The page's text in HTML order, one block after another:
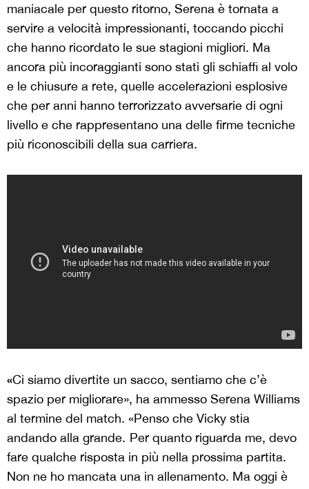
maniacale per questo ritorno, Serena è tornata a
servire a velocità impressionanti, toccando picchi
che hanno ricordato le sue stagioni migliori. Ma
ancora più incoraggianti sono stati gli schiaffi al volo
e le chiusure a rete, quelle accelerazioni esplosive
che per anni hanno terrorizzato avversarie di ogni
livello e che rappresentano una delle firme tecniche
più riconoscibili della sua carriera.
«Ci siamo divertite un sacco, sentiamo che c’è
spazio per migliorare», ha ammesso Serena Williams
al termine del match. «Penso che Vicky stia
andando alla grande. Per quanto riguarda me, devo
fare qualche risposta in più nella prossima partita.
Non ne ho mancata una in allenamento. Ma oggi è